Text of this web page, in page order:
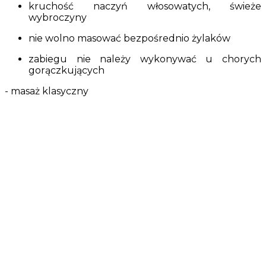
kruchość naczyń włosowatych, świeże
wybroczyny
nie wolno masować bezpośrednio żylaków
zabiegu nie należy wykonywać u chorych
gorączkujących
- masaż klasyczny